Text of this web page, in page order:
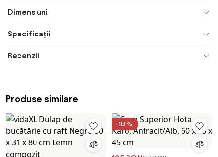
Dimensiuni
Specificații
Recenzii
Produse similare
-10 %